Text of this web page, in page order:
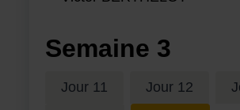
Semaine 3
Jour 11 Jour 12